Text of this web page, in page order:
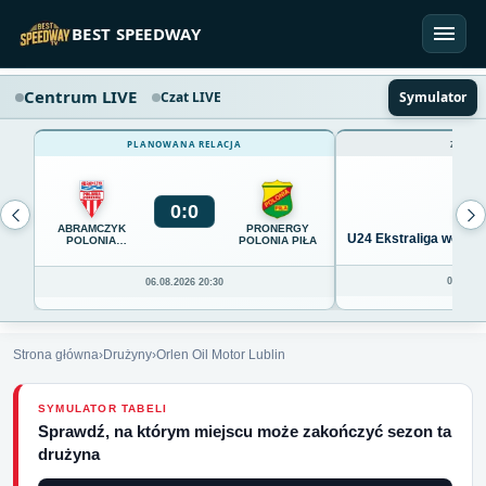
BEST SPEEDWAY
Centrum LIVE Czat LIVE Symulator
PLANOWANA RELACJA
ABRAMCZYK
POLONIA
0:0
PRONERGY
POLONIA PIŁA
06.08.2026 20:30
U24 Ekstraliga we
Strona główna›Drużyny›Orlen Oil Motor Lublin
SYMULATOR TABELI
Sprawdź, na którym miejscu może zakończyć sezon ta
drużyna